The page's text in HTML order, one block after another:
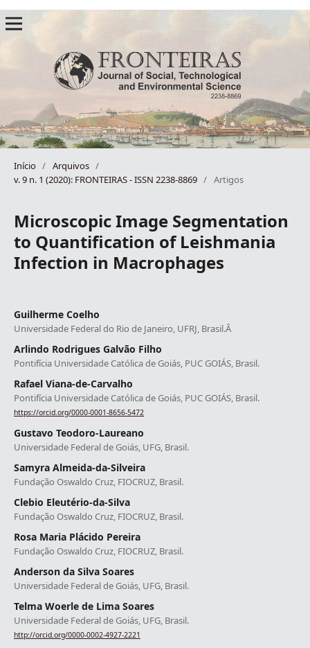
Início / Arquivos /
v. 9 n. 1 (2020): FRONTEIRAS - ISSN 2238-8869 / Artigos
Microscopic Image Segmentation
to Quantification of Leishmania
Infection in Macrophages
Guilherme Coelho
Universidade Federal do Rio de Janeiro, UFRJ, Brasil.Â
Arlindo Rodrigues Galvão Filho
Pontifícia Universidade Católica de Goiás, PUC GOIÁS, Brasil.
Rafael Viana-de-Carvalho
Pontifícia Universidade Católica de Goiás, PUC GOIÁS, Brasil.
https://orcid.org/0000-0001-8656-5472
Gustavo Teodoro-Laureano
Universidade Federal de Goiás, UFG, Brasil.
Samyra Almeida-da-Silveira
Fundação Oswaldo Cruz, FIOCRUZ, Brasil.
Clebio Eleutério-da-Silva
Fundação Oswaldo Cruz, FIOCRUZ, Brasil.
Rosa Maria Plácido Pereira
Fundação Oswaldo Cruz, FIOCRUZ, Brasil.
Anderson da Silva Soares
Universidade Federal de Goiás, UFG, Brasil.
Telma Woerle de Lima Soares
Universidade Federal de Goiás, UFG, Brasil.
http://orcid.org/0000-0002-4927-2221